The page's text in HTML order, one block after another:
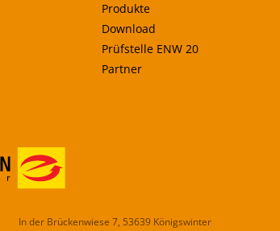
Produkte
Download
Prüfstelle ENW 20
Partner
In der Brückenwiese 7, 53639 Königswinter